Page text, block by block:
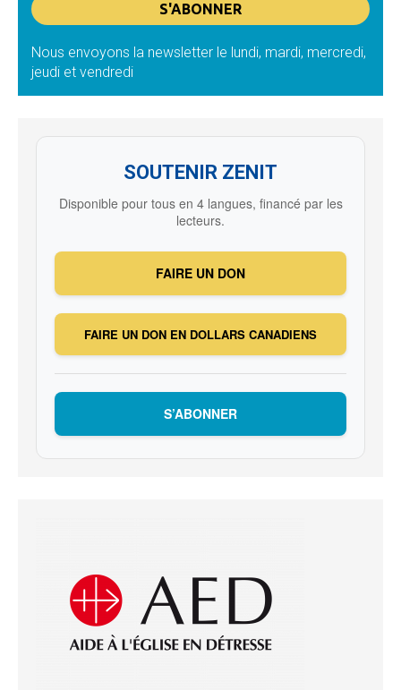
Nous envoyons la newsletter le lundi, mardi, mercredi,
jeudi et vendredi
SOUTENIR ZENIT
Disponible pour tous en 4 langues, financé par les
lecteurs.
FAIRE UN DON
FAIRE UN DON EN DOLLARS CANADIENS
S’ABONNER